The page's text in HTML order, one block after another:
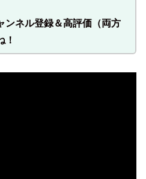
ンネル登録＆高評価（両方
！